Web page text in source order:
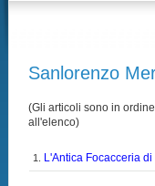
Sanlorenzo
(Gli articoli sono in
all'elenco)
1. L'Antica Focacceria